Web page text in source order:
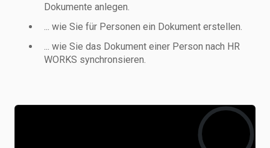
Dokumente anlegen.
... wie Sie für Personen ein Dokument erstellen.
... wie Sie das Dokument einer Person nach HR
WORKS synchronsieren.